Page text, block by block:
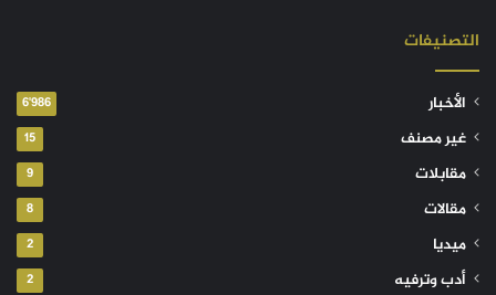
التصنيفات
الأخبار 6٬986
غير مصنف 15
مقابلات 9
مقالات 8
ميديا 2
أدب وترفيه 2